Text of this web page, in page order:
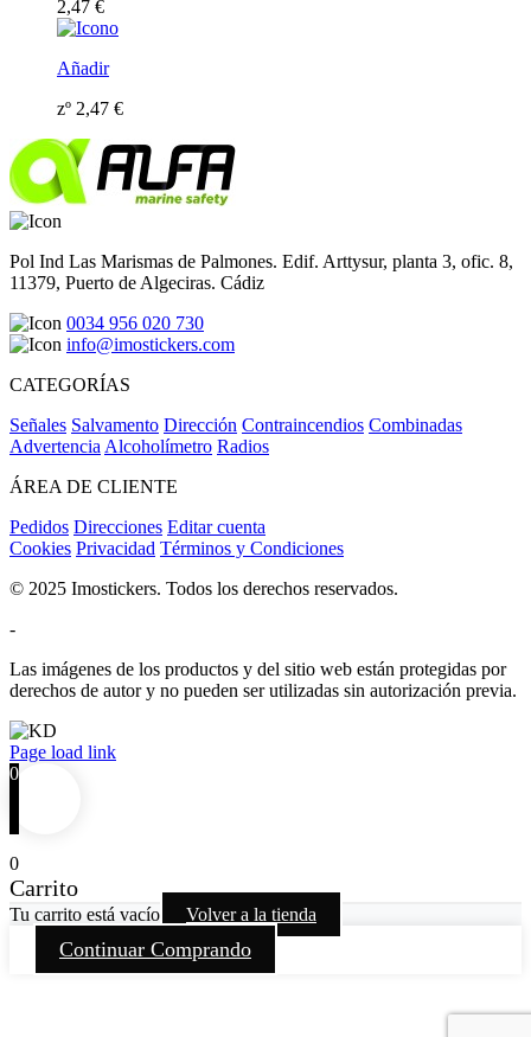
2,47 €
Añadir
zº 2,47 €
Pol Ind Las Marismas de Palmones. Edif. Arttysur, planta 3, ofic. 8,
11379, Puerto de Algeciras. Cádiz
0034 956 020 730
info@imostickers.com
CATEGORÍAS
Señales Salvamento Dirección Contraincendios Combinadas
Advertencia Alcoholímetro Radios
ÁREA DE CLIENTE
Pedidos Direcciones Editar cuenta
Cookies Privacidad Términos y Condiciones
© 2025 Imostickers. Todos los derechos reservados.
-
Las imágenes de los productos y del sitio web están protegidas por
derechos de autor y no pueden ser utilizadas sin autorización previa.
Facebook
Twitter
Instagram
Pinterest
Page load link
0
0
Carrito
Tu carrito está vacío Volver a la tienda
Continuar Comprando